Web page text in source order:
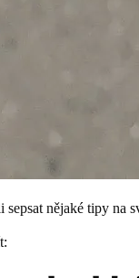
nějaké tipy na